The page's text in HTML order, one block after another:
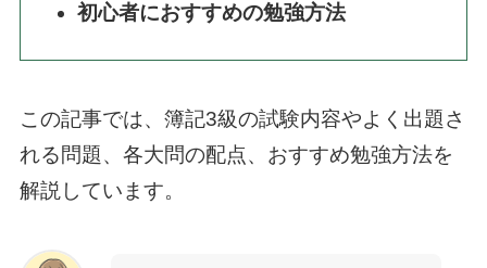
初心者におすすめの勉強方法
この記事では、簿記3級の試験内容やよく出題さ
れる問題、各大問の配点、おすすめ勉強方法を
解説しています。